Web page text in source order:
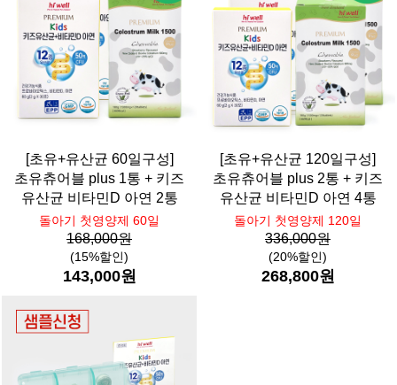
[초유+유산균 60일구성]
초유츄어블 plus 1통 + 키즈
유산균 비타민D 아연 2통
돌아기 첫영양제 60일
168,000원
(15%할인)
143,000원
[초유+유산균 120일구성]
초유츄어블 plus 2통 + 키즈
유산균 비타민D 아연 4통
돌아기 첫영양제 120일
336,000원
(20%할인)
268,800원